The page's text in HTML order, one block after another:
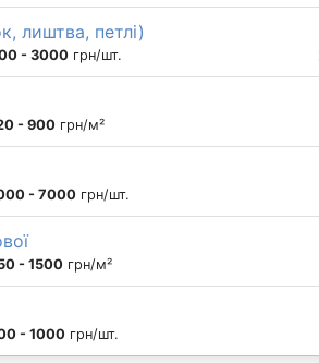
лиштва, петлі)
- 3000 грн/шт.
- 900 грн/м²
- 7000 грн/шт.
- 1500 грн/м²
- 1000 грн/шт.